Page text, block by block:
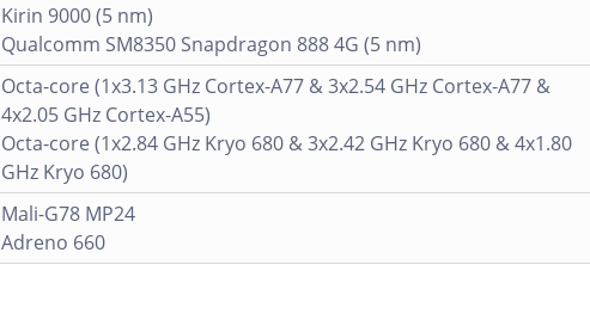
Kirin 9000 (5 nm)
Qualcomm SM8350 Snapdragon 888 4G (5 nm)
Octa-core (1x3.13 GHz Cortex-A77 & 3x2.54 GHz Cortex-A77 &
4x2.05 GHz Cortex-A55)
Octa-core (1x2.84 GHz Kryo 680 & 3x2.42 GHz Kryo 680 & 4x1.80
GHz Kryo 680)
Mali-G78 MP24
Adreno 660